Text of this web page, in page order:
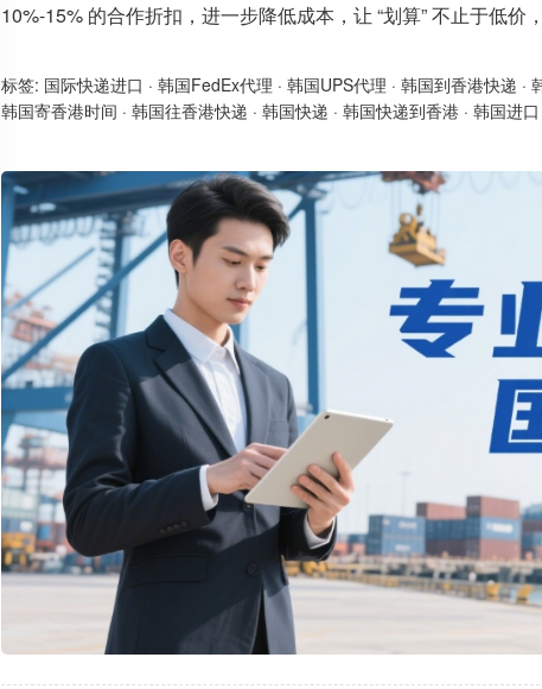
10%-15% 的合作折扣，进一步降低成本，让 “划算” 不止于低价，
标签: 国际快递进口 · 韩国FedEx代理 · 韩国UPS代理 · 韩国到香港快递 ·
韩国寄香港时间 · 韩国往香港快递 · 韩国快递 · 韩国快递到香港 · 韩国进口